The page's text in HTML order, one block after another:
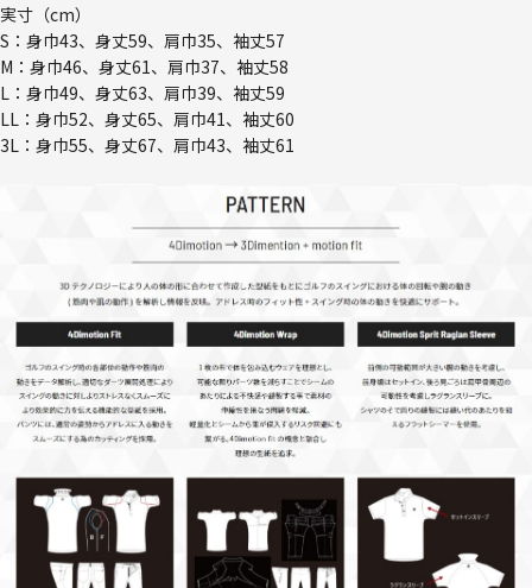
実寸（cm）
S：身巾43、身丈59、肩巾35、袖丈57
M：身巾46、身丈61、肩巾37、袖丈58
L：身巾49、身丈63、肩巾39、袖丈59
LL：身巾52、身丈65、肩巾41、袖丈60
3L：身巾55、身丈67、肩巾43、袖丈61